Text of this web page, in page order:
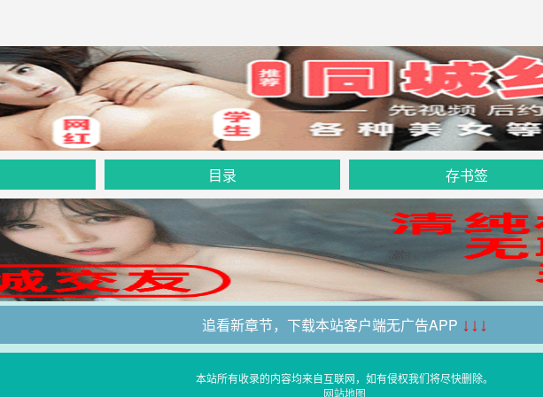
目录 存书签
追看新章节，下载本站客户端无广告APP ↓↓↓
本站所有收录的内容均来自互联网，如有侵权我们将尽快删除。
网站地图